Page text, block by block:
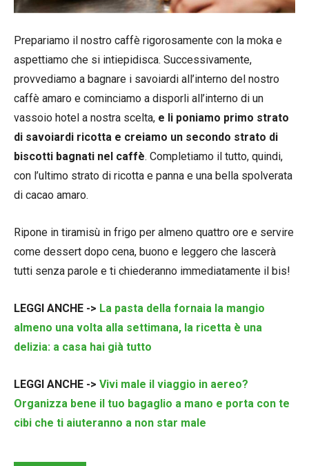
Prepariamo il nostro caffè rigorosamente con la moka e
aspettiamo che si intiepidisca. Successivamente,
provvediamo a bagnare i savoiardi all’interno del nostro
caffè amaro e cominciamo a disporli all’interno di un
vassoio hotel a nostra scelta, e li poniamo primo strato
di savoiardi ricotta e creiamo un secondo strato di
biscotti bagnati nel caffè. Completiamo il tutto, quindi,
con l’ultimo strato di ricotta e panna e una bella spolverata
di cacao amaro.
Ripone in tiramisù in frigo per almeno quattro ore e servire
come dessert dopo cena, buono e leggero che lascerà
tutti senza parole e ti chiederanno immediatamente il bis!
LEGGI ANCHE -> La pasta della fornaia la mangio
almeno una volta alla settimana, la ricetta è una
delizia: a casa hai già tutto
LEGGI ANCHE -> Vivi male il viaggio in aereo?
Organizza bene il tuo bagaglio a mano e porta con te
cibi che ti aiuteranno a non star male